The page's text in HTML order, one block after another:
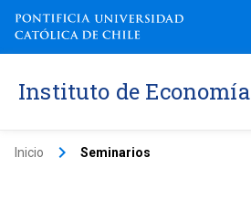
Instituto de Economía
Inicio keyboard_arrow_right Seminarios